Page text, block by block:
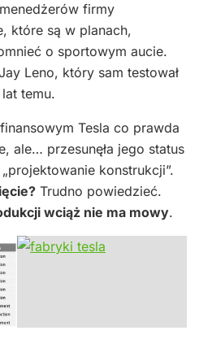
firmy
które są w planach,
o sportowym aucie.
Leno, który sam testował
temu.
Tesla co prawda
ale… przesunęła jego status
konstrukcji”.
Trudno powiedzieć.
wciąż nie ma mowy.